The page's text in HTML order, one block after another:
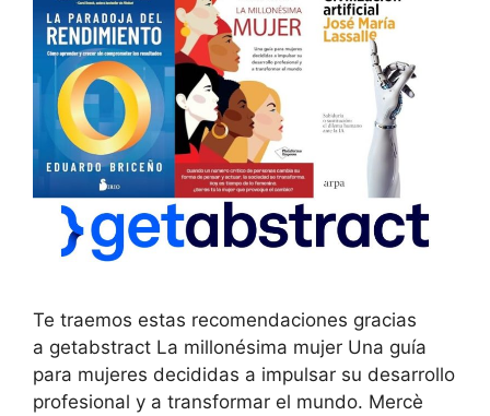
Te traemos estas recomendaciones gracias
a getabstract La millonésima mujer Una guía
para mujeres decididas a impulsar su desarrollo
profesional y a transformar el mundo. Mercè